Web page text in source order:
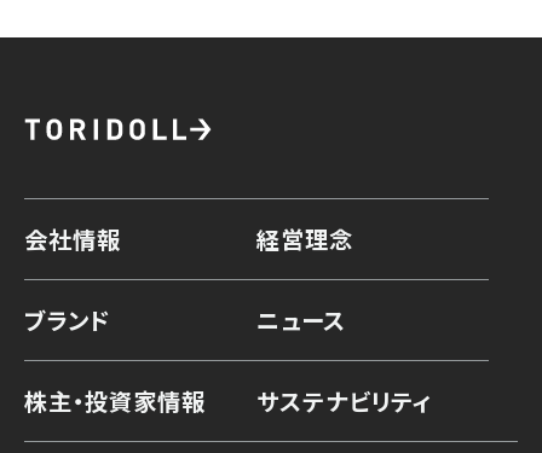
会社情報 経営理念
ブランド ニュース
株主・投資家情報 サステナビリティ